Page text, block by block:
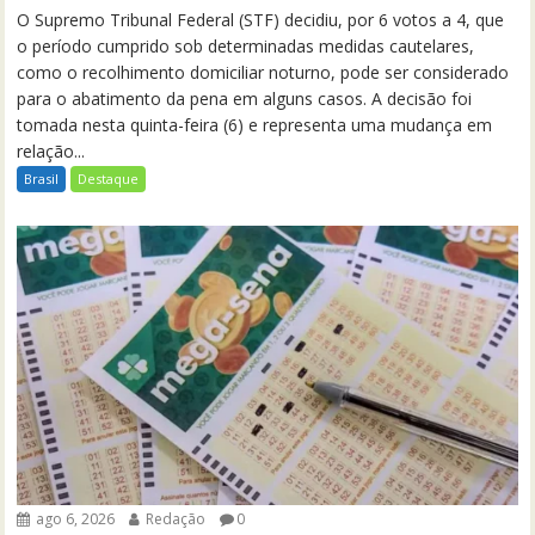
O Supremo Tribunal Federal (STF) decidiu, por 6 votos a 4, que
o período cumprido sob determinadas medidas cautelares,
como o recolhimento domiciliar noturno, pode ser considerado
para o abatimento da pena em alguns casos. A decisão foi
tomada nesta quinta-feira (6) e representa uma mudança em
relação...
Brasil Destaque
ago 6, 2026 Redação 0